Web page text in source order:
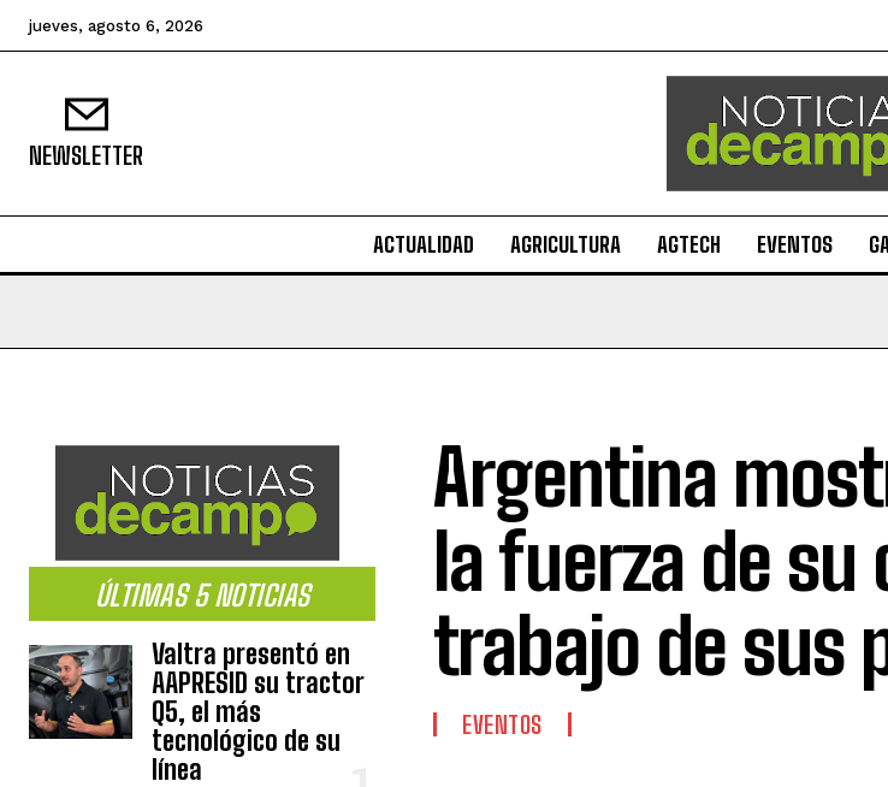
jueves, agosto 6, 2026
NEWSLETTER
ACTUALIDAD AGRICULTURA AGTECH EVENTOS
ÚLTIMAS 5 NOTICIAS
Valtra presentó en
AAPRESID su tractor
Q5, el más
tecnológico de su
línea
Argentina
la fuerza de su
trabajo de sus
EVENTOS